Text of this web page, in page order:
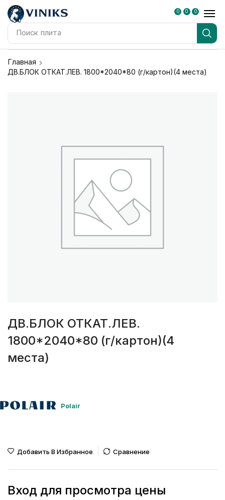
Поиск плита
0 0 0
Главная
ДВ.БЛОК ОТКАТ.ЛЕВ. 1800*2040*80 (г/картон)(4 места)
ДВ.БЛОК ОТКАТ.ЛЕВ.
1800*2040*80 (г/картон)(4
места)
Polair
Добавить В Избранное Сравнение
Вход для просмотра цены